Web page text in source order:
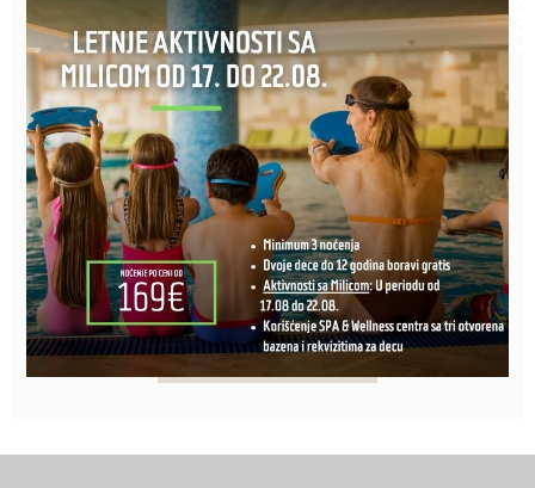
PRIJAVA ZA NEWSLETTER
Prijavite se i saznajte prvi sve o našim promo ponudama.
PRIJAVI ME